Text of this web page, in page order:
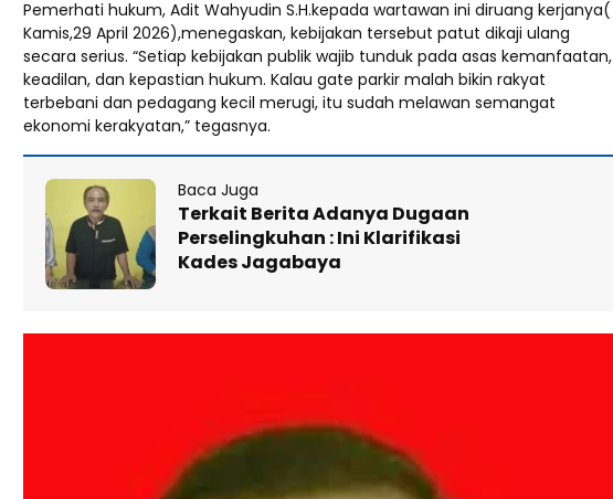
Pemerhati hukum, Adit Wahyudin S.H.kepada wartawan ini diruang kerjanya(
Kamis,29 April 2026),menegaskan, kebijakan tersebut patut dikaji ulang
secara serius. “Setiap kebijakan publik wajib tunduk pada asas kemanfaatan,
keadilan, dan kepastian hukum. Kalau gate parkir malah bikin rakyat
terbebani dan pedagang kecil merugi, itu sudah melawan semangat
ekonomi kerakyatan,” tegasnya.
Baca Juga
Terkait Berita Adanya Dugaan
Perselingkuhan : Ini Klarifikasi
Kades Jagabaya